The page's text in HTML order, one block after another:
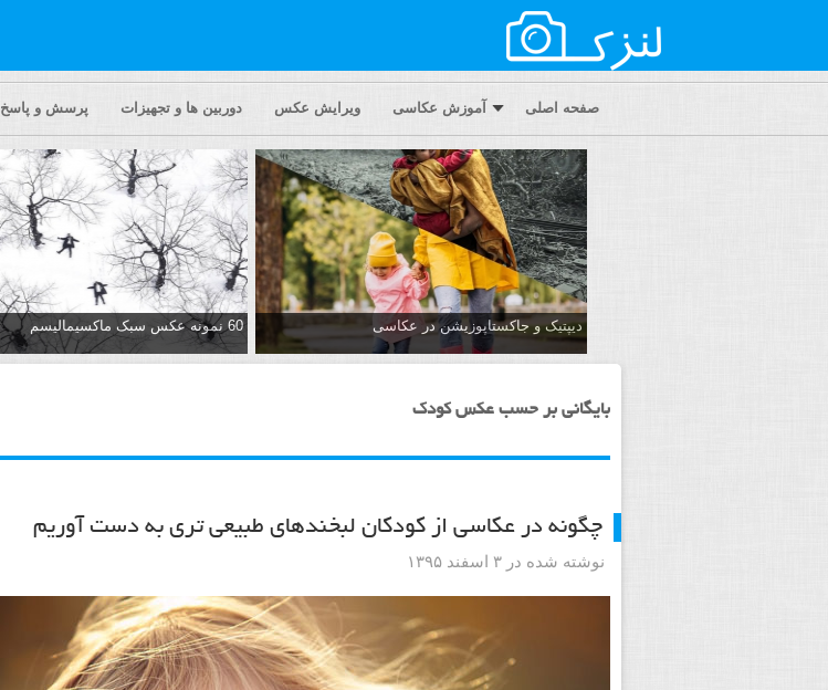
صفحه اصلی آموزش عکاسی ویرایش عکس دوربین ها و تجهیزات پرسش و پاسخ
دیپتیک و جاکستا‌پوزیشن در عکاسی 60 نمونه عکس سبک ماکسیمالیسم
بایگانی بر حسب عکس کودک
چگونه در عکاسی از کودکان لبخندهای طبیعی تری به دست آوریم
نوشته شده در ۳ اسفند ۱۳۹۵